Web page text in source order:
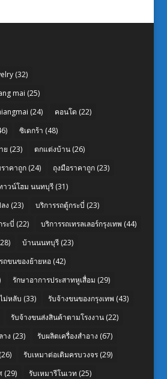
(32)
mai (25)
(24) คอนโด (22)
ซิเดกร้า (48)
ย (23) ตกแต่งบ้าน(26)
าคาถูก(24) ถุงมือราคาถูก(23)
าวน์โฮม นนทบุรี(31)
ง (23) บริการรถตู้กระบี่ (23)
ะบี่ (22) บริการรถเทรลเลอร์กรุงเทพ (44)
บ้านนนทบุรี(23)
รถขนของย้ายหอ(42)
รักษาอาการประสาทหูเสื่อม (29)
ม่หลับ (33) รับจ้างขนของกรุงเทพ (43)
รับจ้างขนส่งสินค้าตามโรงงาน(22)
าง (23) รับผลิตเครื่องสำอาง (67)
รับเหมาต่อเติมครบวงจร(29)
(29) รับเหมารีโนเวท (25)